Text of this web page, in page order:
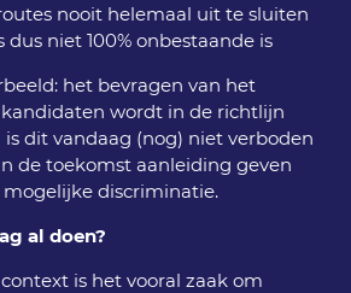
nooit helemaal uit te sluiten
niet 100% onbestaande is
het bevragen van het
wordt in de richtlijn
is dit vandaag (nog) niet verboden
de toekomst aanleiding geven
discriminatie.
al doen?
is het vooral zaak om